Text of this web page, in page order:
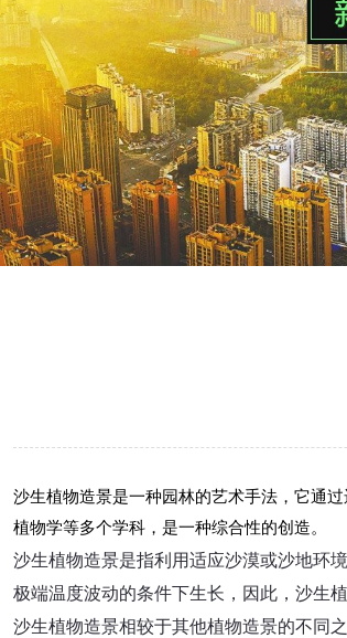
沙生植物造景是一种园林的艺术手法，它通
植物学等多个学科，是一种综合性的创造。
沙生植物造景是指利用适应沙漠或沙地环
极端温度波动的条件下生长，因此，沙生
沙生植物造景相较于其他植物造景的不同之